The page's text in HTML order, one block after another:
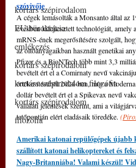
kortárs szépirodalom
EU bürokrácia
emlékezés
kortárs szépirodalom
kortárs szépirodalom filozófia
kortárs szépirodalom
filozófia
szóvivője
A cégek lemásolták a Monsanto által az
években kifejlesztett technológiát, amely
mRNS-ének megerősítésére szolgált,
az oltóanyagaikban használt genetikai
Pfizer és a BioNTech több mint 3,3
bevételt ért el a Comirnaty nevű
értékesítéséből 2024-ben, míg a
dollár bevételt ért el a Spikevax nevű
vállalati jelentések szerint, ami a
tetőpontján elért eladásaik töredéke. (
Amerikai katonai repülőgépek újabb
szállított katonai helikoptereket és
Nagy-Britanniába! Valami készül!